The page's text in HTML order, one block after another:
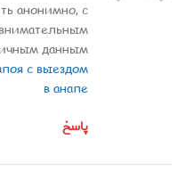
анонимно, с
данным.
с выездом
в анапе
پاسخ